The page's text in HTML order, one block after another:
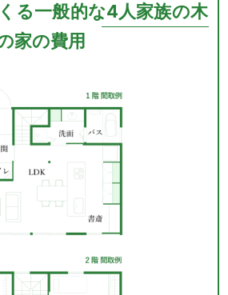
る一般的な4人家族の木
家の費用